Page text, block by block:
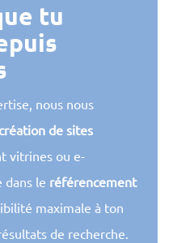
tu
nous nous
création de sites
vitrines ou e-
dans le référencement
maximale à ton
de recherche.